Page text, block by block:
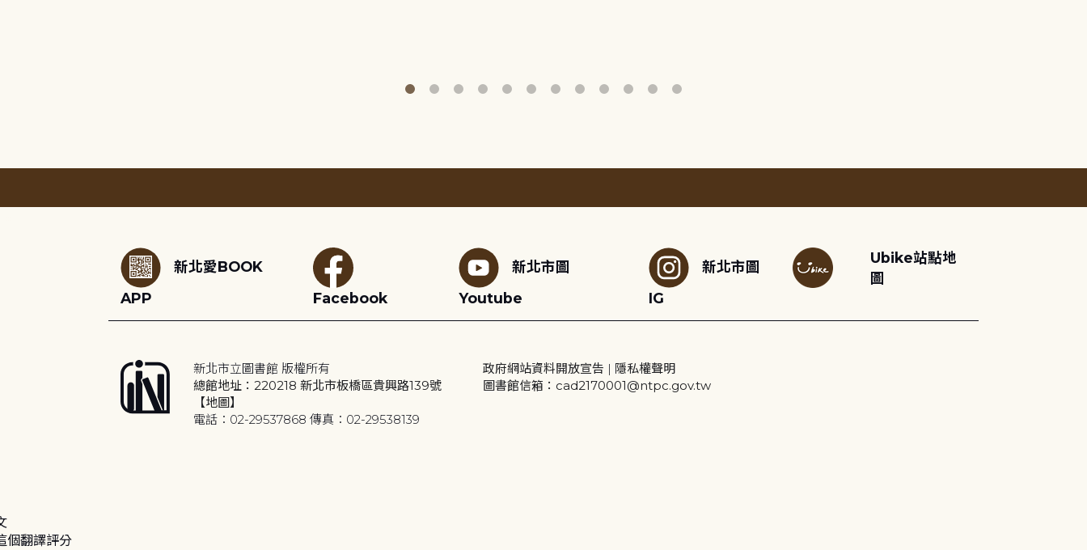
新北愛BOOK
APP
Facebook
新北市圖
Youtube
新北市圖
IG
Ubike站點地
圖
新北市立圖書館 版權所有
總館地址：220218 新北市板橋區貴興路139號
【地圖】
電話：02-29537868 傳真：02-29538139
政府網站資料開放宣告 | 隱私權聲明
圖書館信箱：cad2170001@ntpc.gov.tw
個翻譯評分